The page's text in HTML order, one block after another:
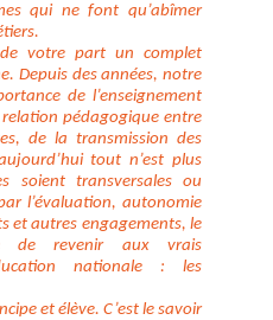
qui ne font qu’abîmer
votre part un complet
Depuis des années, notre
de l’enseignement
pédagogique entre
de la transmission des
tout n’est plus
soient transversales ou
l’évaluation, autonomie
et autres engagements, le
de revenir aux vrais
nationale : les
et élève. C’est le savoir